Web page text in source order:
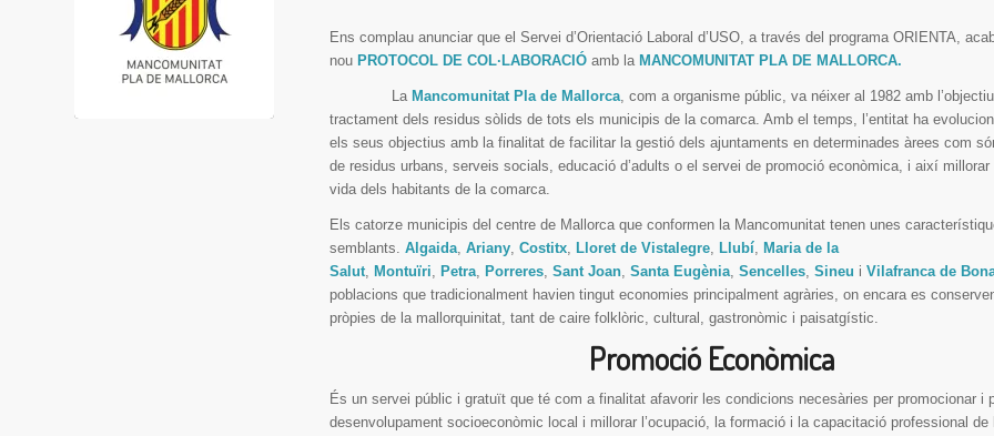
Ens complau anunciar que el Servei d’Orientació Laboral d’USO, a través del programa ORIENTA,
nou PROTOCOL DE COL·LABORACIÓ amb la MANCOMUNITAT PLA DE MALLORCA.
La Mancomunitat Pla de Mallorca, com a organisme públic, va néixer al 1982 amb
tractament dels residus sòlids de tots els municipis de la comarca. Amb el temps, l’entitat ha
els seus objectius amb la finalitat de facilitar la gestió dels ajuntaments en determinades àrees com
de residus urbans, serveis socials, educació d’adults o el servei de promoció econòmica, i així
vida dels habitants de la comarca.
Els catorze municipis del centre de Mallorca que conformen la Mancomunitat tenen unes
semblants. Algaida, Ariany, Costitx, Lloret de Vistalegre, Llubí, Maria de la
Salut, Montuïri, Petra, Porreres, Sant Joan, Santa Eugènia, Sencelles, Sineu i Vilafranca de
poblacions que tradicionalment havien tingut economies principalment agràries, on encara es
pròpies de la mallorquinitat, tant de caire folklòric, cultural, gastronòmic i paisatgístic.
Promoció Econòmica
És un servei públic i gratuït que té com a finalitat afavorir les condicions necesàries per promocionar i
desenvolupament socioeconòmic local i millorar l’ocupació, la formació i la capacitació professional de